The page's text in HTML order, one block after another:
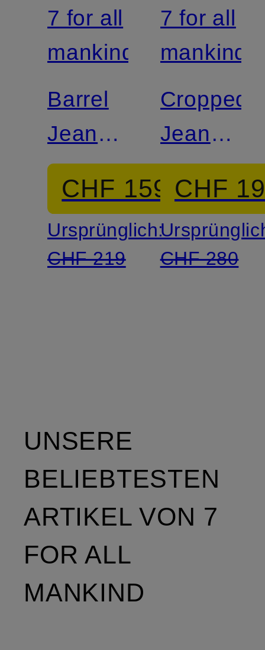
7 for all
mankind
Barrel
Jeans
BONNIE
CHF 159
Ursprünglich:
CHF 219
7 for all
mankind
Cropped
Jeans
CHF
CHF 280
UNSERE
BELIEBTESTEN
ARTIKEL VON 7
FOR ALL
MANKIND